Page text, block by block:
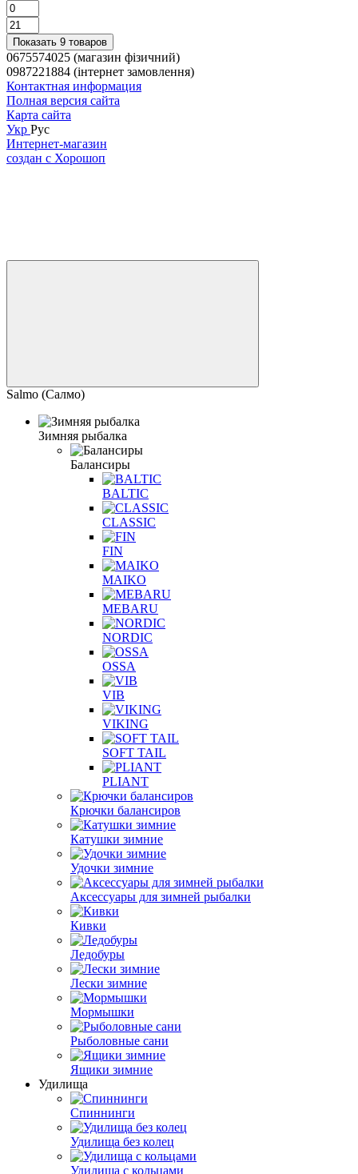
Показать 9 товаров
0675574025 (магазин фізичний)
0987221884 (інтернет замовлення)
Контактная информация
Полная версия сайта
Карта сайта
Укр Рус
Интернет-магазин
создан с Хорошоп
Salmo (Салмо)
Зимняя рыбалка
Балансиры
BALTIC
CLASSIC
FIN
MAIKO
MEBARU
NORDIC
OSSA
VIB
VIKING
SOFT TAIL
PLIANT
Крючки балансиров
Катушки зимние
Удочки зимние
Аксессуары для зимней рыбалки
Кивки
Ледобуры
Лески зимние
Мормышки
Рыболовные сани
Ящики зимние
Удилища
Спиннинги
Удилища без колец
Удилища с кольцами